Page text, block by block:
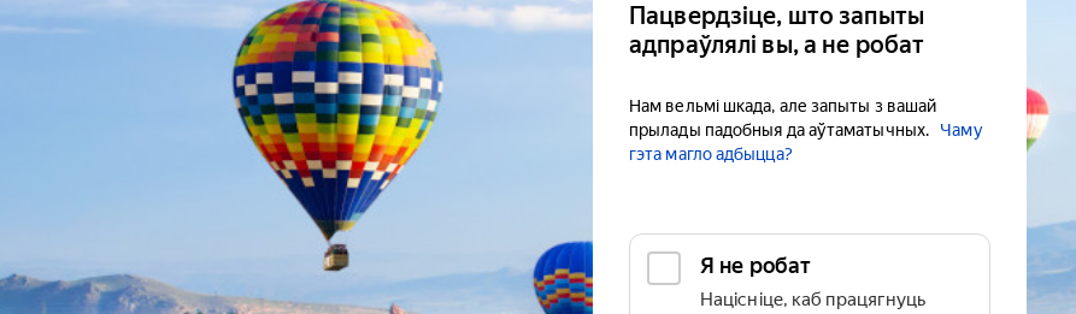
Пацвердзіце, што запыты
адпраўлялі вы, а не робат
Нам вельмі шкада, але запыты з вашай
прылады падобныя да аўтаматычных.
Чаму
гэта магло адбыцца?
Я не робат
Націсніце, каб працягнуць